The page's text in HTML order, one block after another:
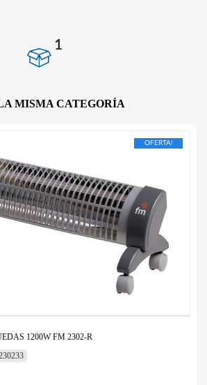
1
MISMA CATEGORÍA
OFERTA!
1200W FM 2302-R